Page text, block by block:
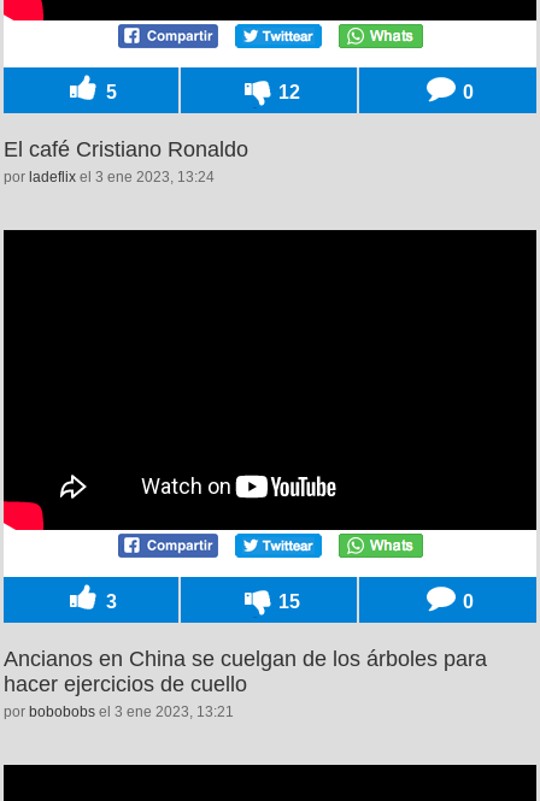
5 12 0
El café Cristiano Ronaldo
por ladeflix el 3 ene 2023, 13:24
3 15 0
Ancianos en China se cuelgan de los árboles para
hacer ejercicios de cuello
por bobobobs el 3 ene 2023, 13:21